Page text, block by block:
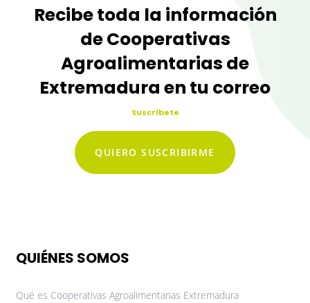
Recibe toda la información
de Cooperativas
Agroalimentarias de
Extremadura en tu correo
Suscríbete
QUIERO SUSCRIBIRME
QUIÉNES SOMOS
Qué es Cooperativas Agroalimentarias Extremadura